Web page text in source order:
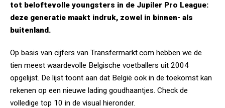
tot beloftevolle youngsters in de Jupiler Pro League:
deze generatie maakt indruk, zowel in binnen- als
buitenland.
Op basis van cijfers van Transfermarkt.com hebben we de
tien meest waardevolle Belgische voetballers uit 2004
opgelijst. De lijst toont aan dat België ook in de toekomst kan
rekenen op een nieuwe lading goudhaantjes. Check de
volledige top 10 in de visual hieronder.